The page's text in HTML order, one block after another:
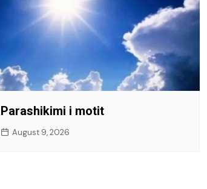
Parashikimi i motit
August 9, 2026